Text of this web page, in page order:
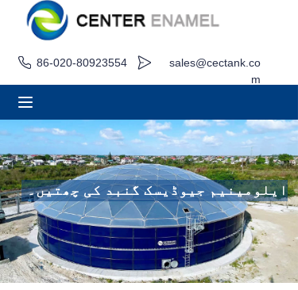
86-020-80923554
sales@cectank.co
m
ایلومینیم جیوڈیسک گنبد کی چھتیں۔
گھر
کے بارے میں
مصنوعات
درخواستیں
پروجیکٹ کیس
اقتباس کی درخواست کریں۔